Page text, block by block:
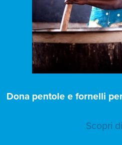
Dona pentole e fornelli
Scopri